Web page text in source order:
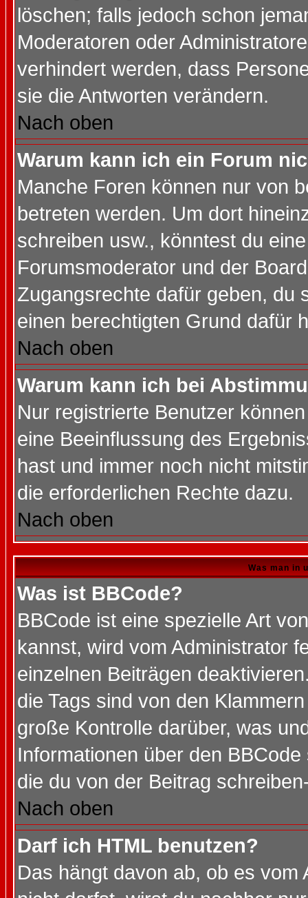
löschen; falls jedoch schon
Moderatoren oder
verhindert werden, dass
sie die Antworten verändern.
Nach oben
Warum kann ich ein Forum
Manche Foren können nur von
betreten werden. Um dort
schreiben usw., könntest du
Forumsmoderator und der
Zugangsrechte dafür geben, du
einen berechtigten Grund dafür
Nach oben
Warum kann ich bei
Nur registrierte Benutzer
eine Beeinflussung des
hast und immer noch nicht
die erforderlichen Rechte dazu.
Nach oben
Was man in
Was ist BBCode?
BBCode ist eine spezielle Art
kannst, wird vom Administrator
einzelnen Beiträgen
die Tags sind von den
große Kontrolle darüber, was
Informationen über den
die du von der Beitrag
Nach oben
Darf ich HTML benutzen?
Das hängt davon ab, ob es